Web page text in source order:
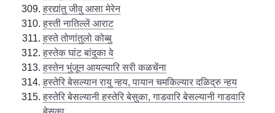
हरद्यांतु जीवु आसा मेरेन
हस्ती नातिल्लें आराट
हस्ते तोणांतुलो कोब्बु
हस्तेक घांट बांदुका वे
हस्तेन भुंजून आयल्यारि सरी कळचेंना
हस्तेरि बेसल्यान रायु न्हय, पायान चमकिल्यार दळिद्रु न्हय
हस्तेरि बेसल्यानी हस्तेरि बेसुका, गाडवारि बेसल्यानी गाडवारि